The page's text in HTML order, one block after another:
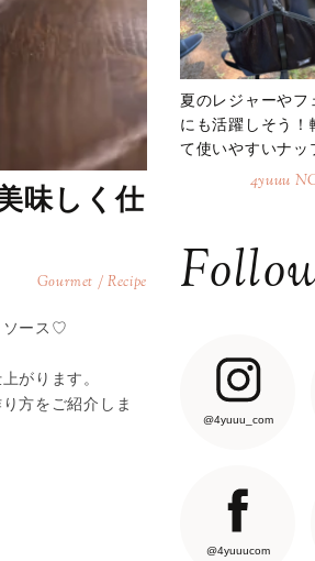
味しく仕
Gourmet / Recipe
ソース♡
がります。
方をご紹介しま
夏のレジャーやフ
にも活躍しそう！
て使いやすいナッ
4yuuu
@4yuuu_com
@4yuuucom